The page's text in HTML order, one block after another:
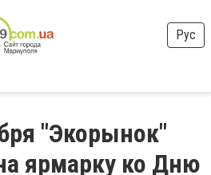
Рус
"Экорынок"
ярмарку ко Дню